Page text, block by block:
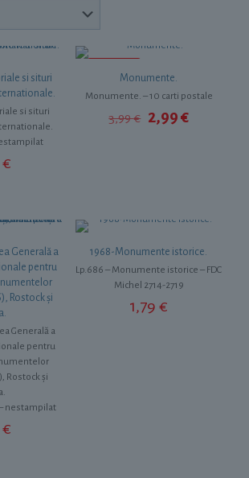
si situri
si situri
€
Monumente.
Monumente. – 10 carti postale
3,99€ Prețul
2,99€Prețul
Generală a
pentru
Rostock și
Generală a
pentru
Rostock și
nestampilat
€
1968-Monumente istorice.
Lp.686 – Monumente istorice – FDC
Michel 2714-2719
1,79€